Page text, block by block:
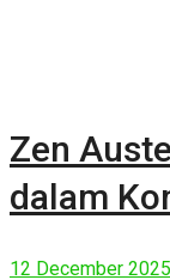
Zen
dalam
12 December 2025